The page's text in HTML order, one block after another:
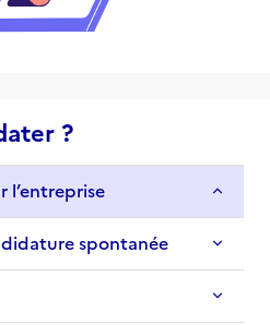
?
l’entreprise
spontanée